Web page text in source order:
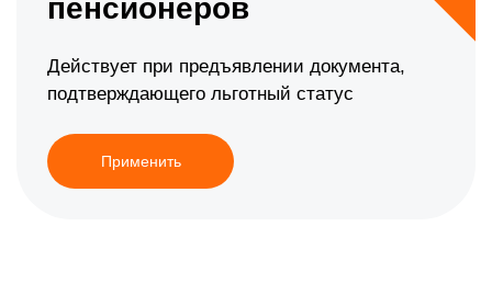
пенсионеров
Действует при предъявлении документа,
подтверждающего льготный статус
Применить